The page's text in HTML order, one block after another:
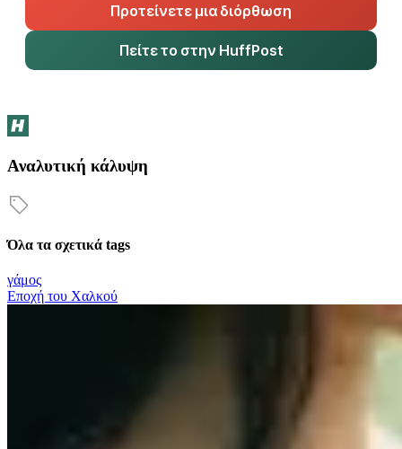
Προτείνετε μια διόρθωση
Πείτε το στην HuffPost
Αναλυτική κάλυψη
Όλα τα σχετικά tags
γάμος
Εποχή του Χαλκού